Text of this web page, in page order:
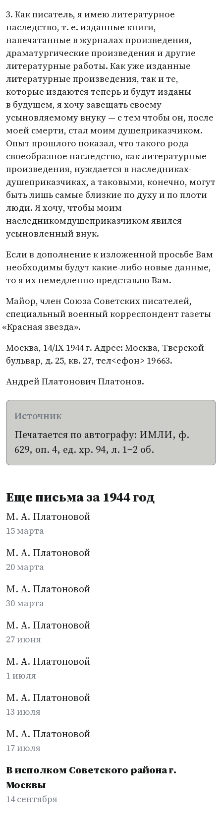
3. Как писатель, я имею литературное
наследство, т. е. изданные книги,
напечатанные в журналах произведения,
драматургические произведения и другие
литературные работы. Как уже изданные
литературные произведения, так и те,
которые издаются теперь и будут изданы
в будущем, я хочу завещать своему
усыновляемому внуку — с тем чтобы он, после
моей смерти, стал моим душеприказчиком.
Опыт прошлого показал, что такого рода
своеобразное наследство, как литературные
произведения, нуждается в наследниках-
душеприказчиках, а таковыми, конечно, могут
быть лишь самые близкие по духу и по плоти
люди. Я хочу, чтобы моим
наследникомдушеприказчиком явился
усыновленный внук.
Если в дополнение к изложенной просьбе Вам
необходимы будут какие-либо новые данные,
то я их немедленно представлю Вам.
Майор, член Союза Советских писателей,
специальный военный корреспондент газеты
«Красная звезда».
Москва, 14/IX 1944 г. Адрес: Москва, Тверской
бульвар, д. 25, кв. 27, тел<ефон> 19 663.
Андрей Платонович Платонов.
Печатается по автографу: ИМЛИ, ф.
629, оп. 4, ед. хр. 94, л. 1−2 об.
Еще письма за 1944 год
М. А. Платоновой
15 марта
М. А. Платоновой
20 марта
М. А. Платоновой
30 марта
М. А. Платоновой
27 июня
М. А. Платоновой
1 июля
М. А. Платоновой
13 июля
М. А. Платоновой
17 июля
В исполком Советского района г.
Москвы
14 сентября